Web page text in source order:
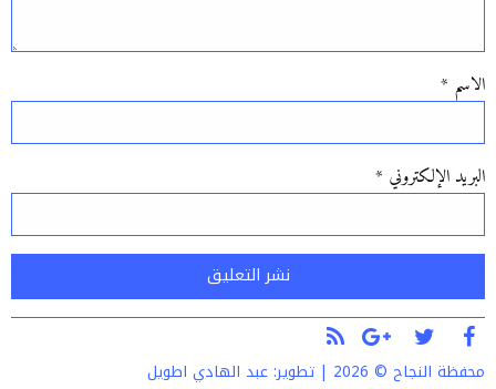
الاسم *
البريد الإلكتروني *
Alternative:
محفظة النجاح © 2026 | تطوير: عبد الهادي اطويل